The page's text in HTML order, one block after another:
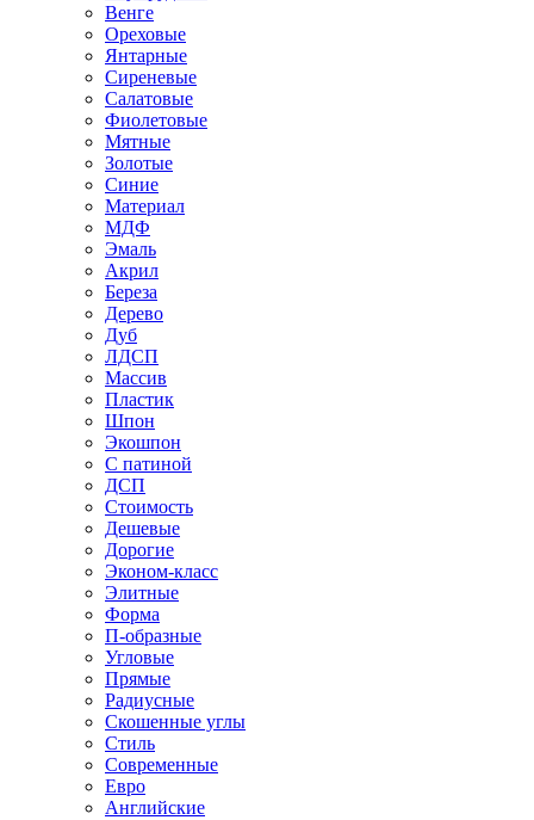
Венге
Ореховые
Янтарные
Сиреневые
Салатовые
Фиолетовые
Мятные
Золотые
Синие
Материал
МДФ
Эмаль
Акрил
Береза
Дерево
Дуб
ЛДСП
Массив
Пластик
Шпон
Экошпон
С патиной
ДСП
Стоимость
Дешевые
Дорогие
Эконом-класс
Элитные
Форма
П-образные
Угловые
Прямые
Радиусные
Скошенные углы
Стиль
Современные
Евро
Английские